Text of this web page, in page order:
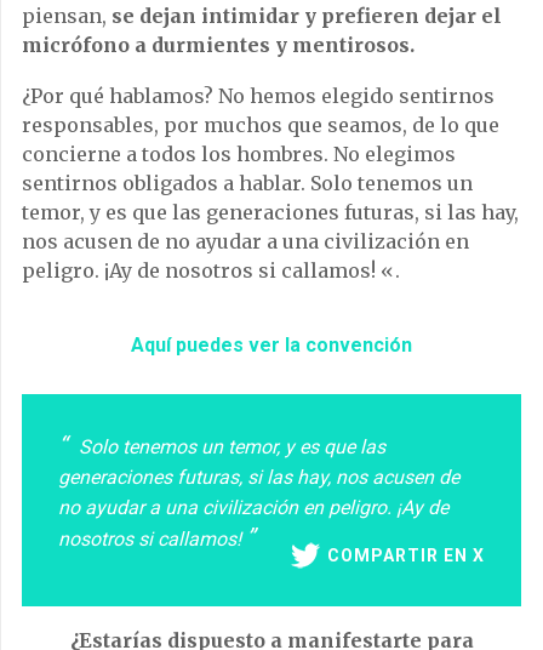
piensan, se dejan intimidar y prefieren dejar el
micrófono a durmientes y mentirosos.
¿Por qué hablamos? No hemos elegido sentirnos
responsables, por muchos que seamos, de lo que
concierne a todos los hombres. No elegimos
sentirnos obligados a hablar. Solo tenemos un
temor, y es que las generaciones futuras, si las hay,
nos acusen de no ayudar a una civilización en
peligro. ¡Ay de nosotros si callamos! «.
Aquí puedes ver la convención
Solo tenemos un temor, y es que las
generaciones futuras, si las hay, nos acusen de
no ayudar a una civilización en peligro. ¡Ay de
nosotros si callamos!
COMPARTIR EN X
¿Estarías dispuesto a manifestarte para